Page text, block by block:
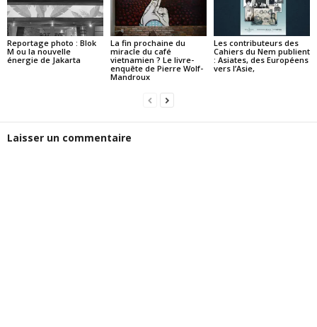
Reportage photo : Blok
M ou la nouvelle
énergie de Jakarta
La fin prochaine du
miracle du café
vietnamien ? Le livre-
enquête de Pierre Wolf-
Mandroux
Les contributeurs des
Cahiers du Nem publient
: Asiates, des Européens
vers l’Asie,
Laisser un commentaire